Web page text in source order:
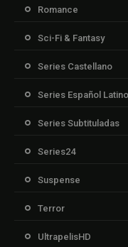
Romance
Sci-Fi & Fantasy
Series Castellano
Series Español Latino
Series Subtituladas
Series24
Suspense
Terror
UltrapelisHD